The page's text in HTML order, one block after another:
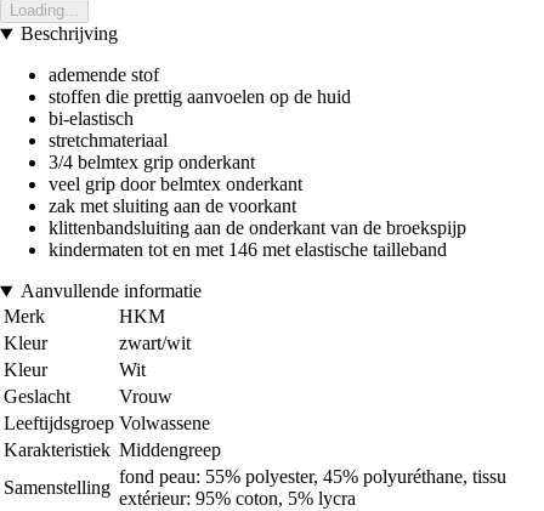
Loading...
Beschrijving
ademende stof
stoffen die prettig aanvoelen op de huid
bi-elastisch
stretchmateriaal
3/4 belmtex grip onderkant
veel grip door belmtex onderkant
zak met sluiting aan de voorkant
klittenbandsluiting aan de onderkant van de broekspijp
kindermaten tot en met 146 met elastische tailleband
Aanvullende informatie
Merk
HKM
Kleur
zwart/wit
Kleur
Wit
Geslacht
Vrouw
Leeftijdsgroep Volwassene
Karakteristiek Middengreep
Samenstelling
fond peau: 55% polyester, 45% polyuréthane, tissu
extérieur: 95% coton, 5% lycra